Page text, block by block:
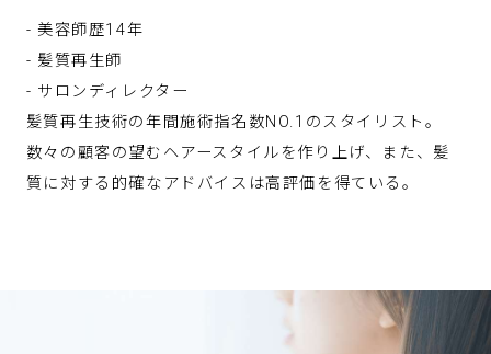
- 美容師歴14年
- 髪質再生師
- サロンディレクター
髪質再生技術の年間施術指名数NO.1のスタイリスト。
数々の顧客の望むヘアースタイルを作り上げ、また、髪
質に対する的確なアドバイスは高評価を得ている。